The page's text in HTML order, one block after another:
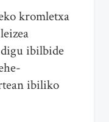
kromletxa
ibilbide
ibiliko